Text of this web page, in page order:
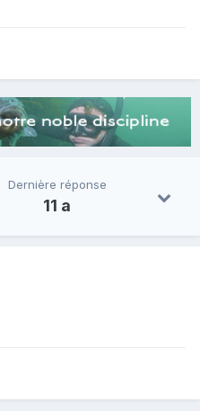
Dernière réponse
11 a